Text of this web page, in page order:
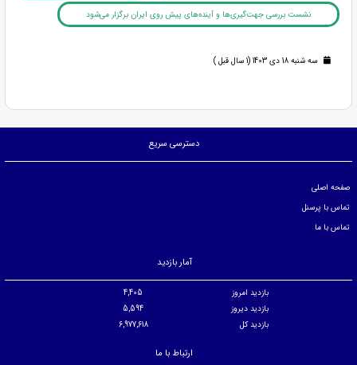
نشست بررسی جهت‌گیری‌ها و آینده‌های پیش روی ایران برگزار می‌شود
سه شنبه 18 دی 1403 (1 سال قبل )
دسترسی سریع
صفحه اصلی
تماس با پرسنل
تماس با ما
آمار بازدید
بازدید امروز
4,405
بازدید دیروز
5,594
بازدید کل
6,977,618
ارتباط با ما